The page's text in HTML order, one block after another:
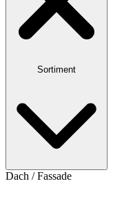
Sortiment
Dach / Fassade